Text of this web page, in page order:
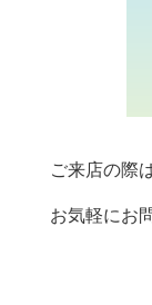
ご来店の際
お気軽にお